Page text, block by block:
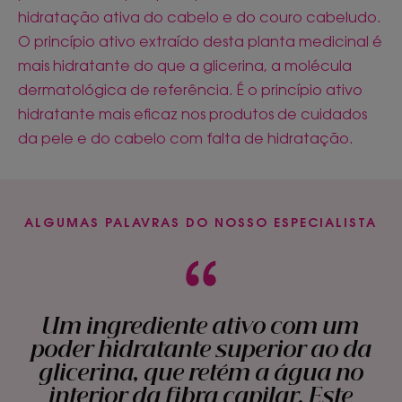
hidratação ativa do cabelo e do couro cabeludo.
O princípio ativo extraído desta planta medicinal é
mais hidratante do que a glicerina, a molécula
dermatológica de referência. É o princípio ativo
hidratante mais eficaz nos produtos de cuidados
da pele e do cabelo com falta de hidratação.
ALGUMAS PALAVRAS DO NOSSO ESPECIALISTA
Um ingrediente ativo com um
poder hidratante superior ao da
glicerina, que retém a água no